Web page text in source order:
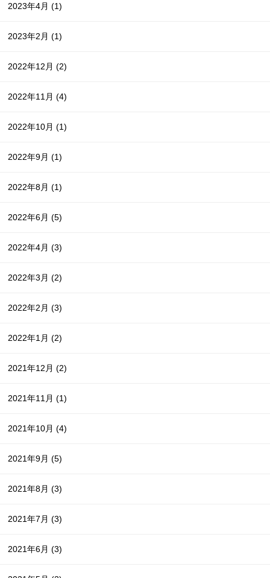
2023年4月(1)
2023年2月(1)
2022年12月(2)
2022年11月(4)
2022年10月(1)
2022年9月(1)
2022年8月(1)
2022年6月(5)
2022年4月(3)
2022年3月(2)
2022年2月(3)
2022年1月(2)
2021年12月(2)
2021年11月(1)
2021年10月(4)
2021年9月(5)
2021年8月(3)
2021年7月(3)
2021年6月(3)